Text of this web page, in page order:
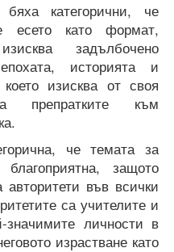
категорични, че
есето като формат,
задълбочено
историята и
изисква от своя
препратките към
че темата за
защото
във всички
са учителите и
значимите личности в
израстване като